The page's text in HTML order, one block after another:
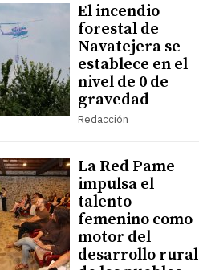
El incendio
forestal de
Navatejera se
establece en el
nivel de 0 de
gravedad
Redacción
La Red Pame
impulsa el
talento
femenino como
motor del
desarrollo rural